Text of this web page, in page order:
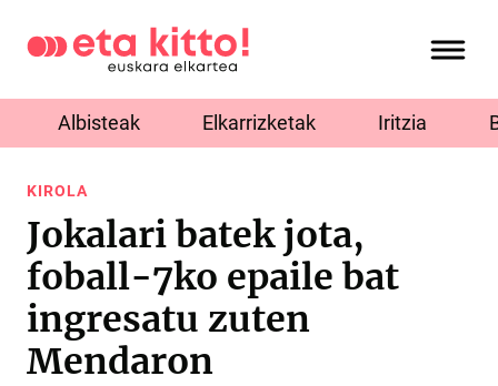
Albisteak Elkarrizketak Iritzia
KIROLA
Jokalari batek jota,
foball-7ko epaile bat
ingresatu zuten
Mendaron